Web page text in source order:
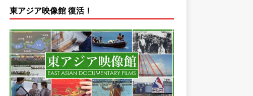
東アジア映像館 復活！